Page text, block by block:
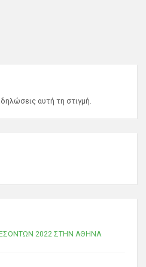
αυτή τη στιγμή.
2022 ΣΤΗΝ ΑΘΗΝΑ